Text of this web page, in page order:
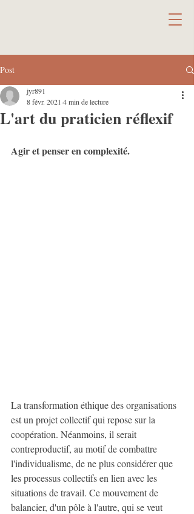
Post
L'art du praticien réflexif
jyr891
8 févr. 2021 4 min de lecture
Agir et penser en complexité.
La transformation éthique des organisations
est un projet collectif qui repose sur la
coopération. Néanmoins, il serait
contreproductif, au motif de combattre
l'individualisme, de ne plus considérer que
les processus collectifs en lien avec les
situations de travail. Ce mouvement de
balancier, d'un pôle à l'autre, qui se veut